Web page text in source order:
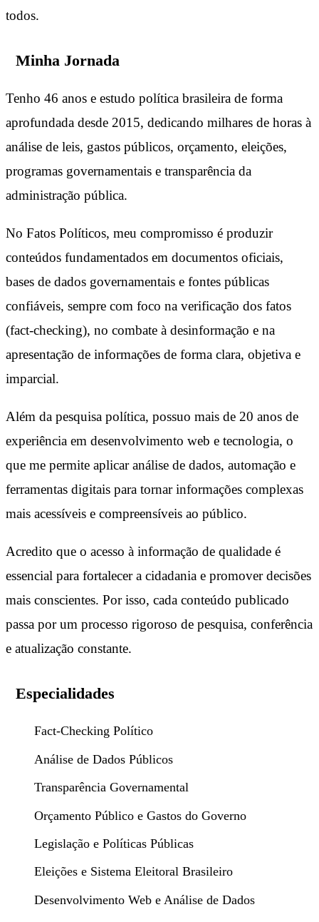
todos.
Minha Jornada
Tenho 46 anos e estudo política brasileira de forma
aprofundada desde 2015, dedicando milhares de horas à
análise de leis, gastos públicos, orçamento, eleições,
programas governamentais e transparência da
administração pública.
No Fatos Políticos, meu compromisso é produzir
conteúdos fundamentados em documentos oficiais,
bases de dados governamentais e fontes públicas
confiáveis, sempre com foco na verificação dos fatos
(fact-checking), no combate à desinformação e na
apresentação de informações de forma clara, objetiva e
imparcial.
Além da pesquisa política, possuo mais de 20 anos de
experiência em desenvolvimento web e tecnologia, o
que me permite aplicar análise de dados, automação e
ferramentas digitais para tornar informações complexas
mais acessíveis e compreensíveis ao público.
Acredito que o acesso à informação de qualidade é
essencial para fortalecer a cidadania e promover decisões
mais conscientes. Por isso, cada conteúdo publicado
passa por um processo rigoroso de pesquisa, conferência
e atualização constante.
Especialidades
Fact-Checking Político
Análise de Dados Públicos
Transparência Governamental
Orçamento Público e Gastos do Governo
Legislação e Políticas Públicas
Eleições e Sistema Eleitoral Brasileiro
Desenvolvimento Web e Análise de Dados